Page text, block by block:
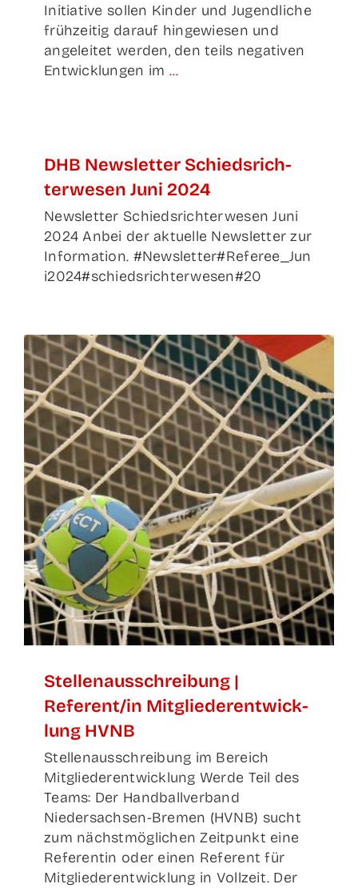
Initiative sollen Kinder und Jugendliche
frühzeitig darauf hingewiesen und
angeleitet werden, den teils negativen
Entwicklungen im ...
DHB News­let­ter Schieds­rich­
ter­we­sen Juni 2024
Newsletter Schiedsrichterwesen Juni
2024 Anbei der aktuelle Newsletter zur
Information. #Newsletter#Referee_Jun
i2024#schiedsrichterwesen#20
Stel­len­aus­schrei­bung |
Referent/in Mit­glie­der­ent­wick­
lung HVNB
Stellenausschreibung im Bereich
Mitgliederentwicklung Werde Teil des
Teams: Der Handballverband
Niedersachsen-Bremen (HVNB) sucht
zum nächstmöglichen Zeitpunkt eine
Referentin oder einen Referent für
Mitgliederentwicklung in Vollzeit. Der